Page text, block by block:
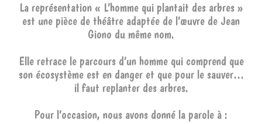
La représentation « L’homme qui plantait des arbres »
est une pièce de théâtre adaptée de l’œuvre de Jean
Giono du même nom.
Elle retrace le parcours d’un homme qui comprend que
son écosystème est en danger et que pour le sauver…
il faut replanter des arbres.
Pour l’occasion, nous avons donné la parole à :